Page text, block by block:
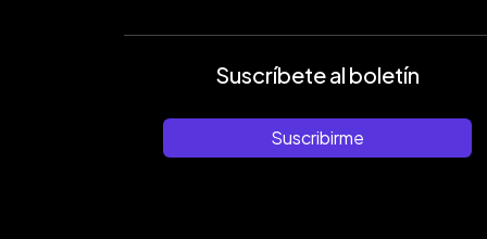
Suscríbete al boletín
Suscribirme